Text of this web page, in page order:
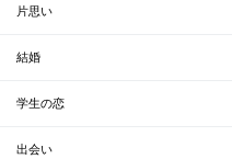
片思い
結婚
学生の恋
出会い